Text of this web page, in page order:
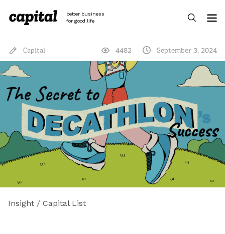
content
better business
for good life
Capital 4482 September 3, 2024
Insight / Capital List